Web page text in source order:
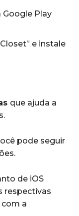
Google Play
e instale
que ajuda a
pode seguir
de iOS
respectivas
a